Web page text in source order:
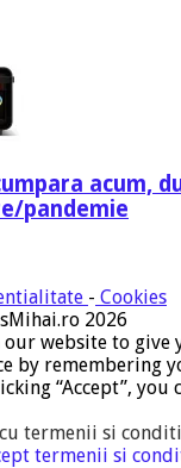
acum,
pandemie
- Cookies
2026
our website to give
by remembering
“Accept”, you
termenii si
termenii si